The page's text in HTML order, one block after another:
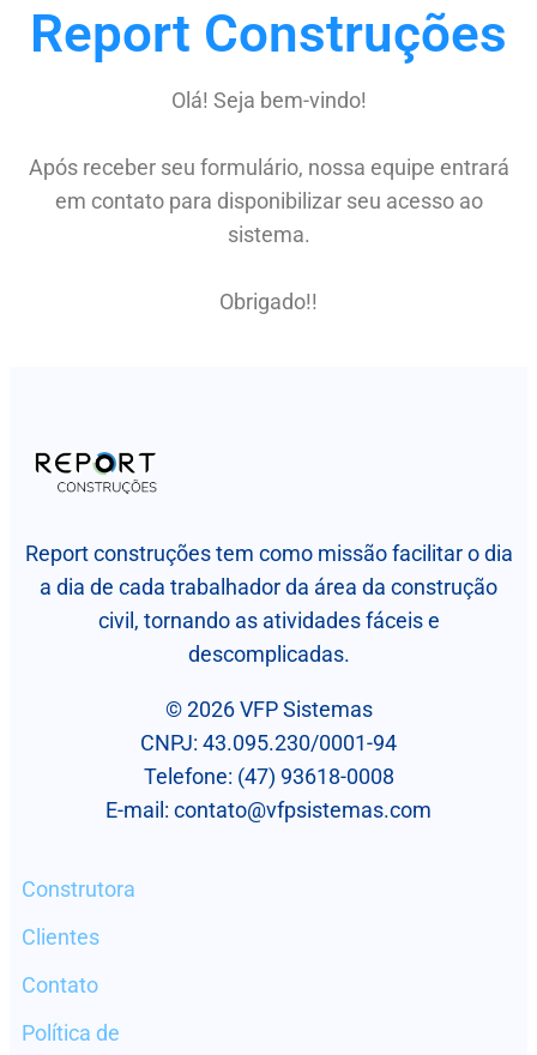
Report Construções
Olá! Seja bem-vindo!
Após receber seu formulário, nossa equipe entrará
em contato para disponibilizar seu acesso ao
sistema.
Obrigado!!
Report construções tem como missão facilitar o dia
a dia de cada trabalhador da área da construção
civil, tornando as atividades fáceis e
descomplicadas.
© 2026 VFP Sistemas
CNPJ: 43.095.230/0001-94
Telefone: (47) 93618-0008
E-mail: contato@vfpsistemas.com
Construtora
Clientes
Contato
Política de